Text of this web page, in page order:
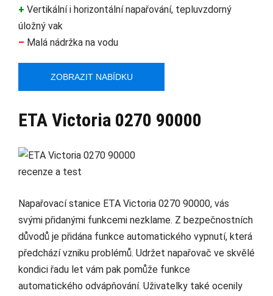
+ Vertikální i horizontální napařování, tepluvzdorný
úložný vak
– Malá nádržka na vodu
ZOBRAZIT NABÍDKU
ETA Victoria 0270 90000
Napařovací stanice ETA Victoria 0270 90000, vás
svými přidanými funkcemi nezklame. Z bezpečnostních
důvodů je přidána funkce automatického vypnutí, která
předchází vzniku problémů. Udržet napařovač ve skvělé
kondici řadu let vám pak pomůže funkce
automatického odvápňování. Uživatelky také ocenily